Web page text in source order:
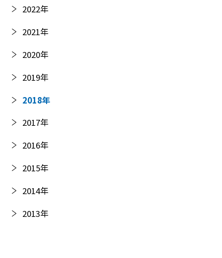
2022年
2021年
2020年
2019年
2018年
2017年
2016年
2015年
2014年
2013年